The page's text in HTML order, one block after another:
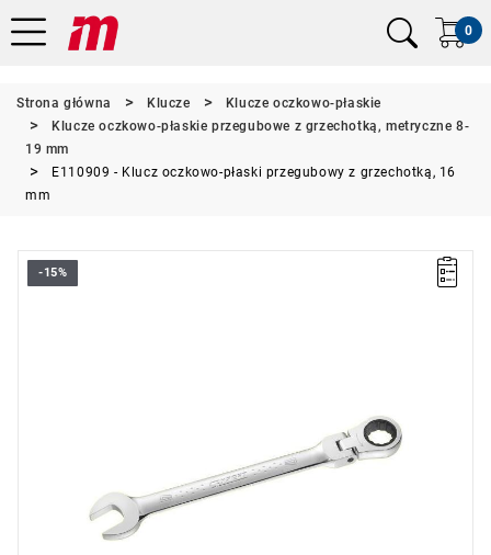
0
Strona główna Klucze
Klucze oczkowo-płaskie
Klucze oczkowo-płaskie przegubowe z grzechotką, metryczne 8-
19 mm
E110909 - Klucz oczkowo-płaski przegubowy z grzechotką, 16
mm
-15%